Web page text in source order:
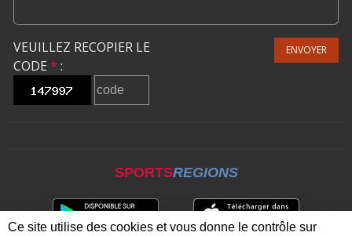
VEUILLEZ RECOPIER LE
CODE * :
ENVOYER
SPORTSREGIONS
Ce site utilise des cookies et vous donne le contrôle sur